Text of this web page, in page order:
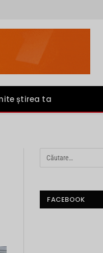
știrea ta
FACEBOOK